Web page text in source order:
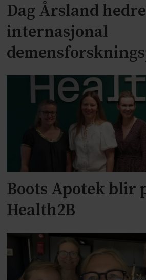
Dag Årsland
internasjonal
Boots Apotek blir
Health2B